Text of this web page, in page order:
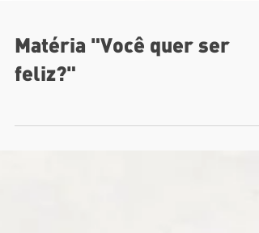
Matéria "Você quer ser